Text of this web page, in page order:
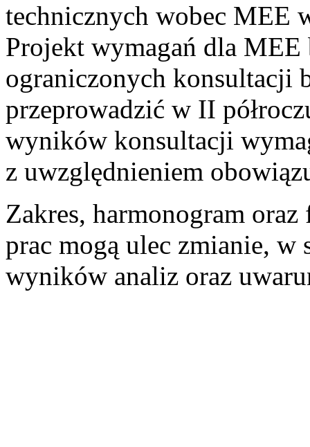
technicznych wobec MEE
Projekt wymagań dla MEE
ograniczonych konsultacji
przeprowadzić w II
wyników konsultacji
z uwzględnieniem
Zakres, harmonogram
prac mogą ulec zmianie, w
wyników analiz oraz